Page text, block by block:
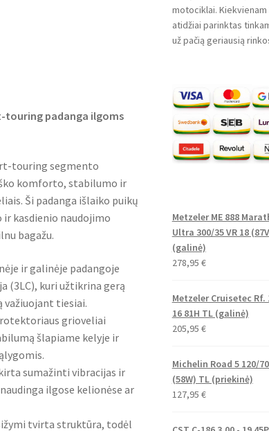
touring padanga ilgoms
touring segmento
komforto, stabilumo ir
Ši padanga išlaiko puikų
kasdienio naudojimo
bagažu.
ir galinėje padangoje
(3LC), kuri užtikrina gerą
važiuojant tiesiai.
grioveliai
šlapiame kelyje ir
sumažinti vibracijas ir
ilgose kelionėse ar
tvirta struktūra, todėl
motociklai.
atidžiai parinktas
už pačią geriausią
Metzeler ME 888
Ultra 300/35 VR 18
(galinė)
278,95 €
Metzeler Cruisetec Rf.
16 81H TL (galinė)
205,95 €
Michelin Road 5 120/
(58W) TL (priekinė)
127,95 €